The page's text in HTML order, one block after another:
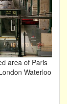
area of Paris
Waterloo